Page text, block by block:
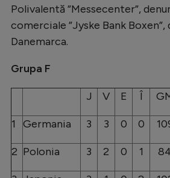
Polivalentă ”Messecenter”,
comerciale ”Jyske Bank
Danemarca.
Grupa F
J V E Î
1 Germania 3 3 0 0
2 Polonia 3 2 0 1